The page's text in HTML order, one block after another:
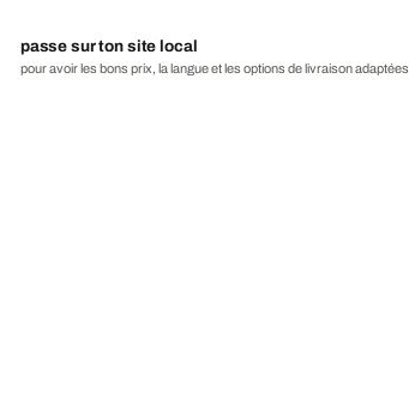
passe sur ton site local
pour avoir les bons prix, la langue et les options de livraison adaptées